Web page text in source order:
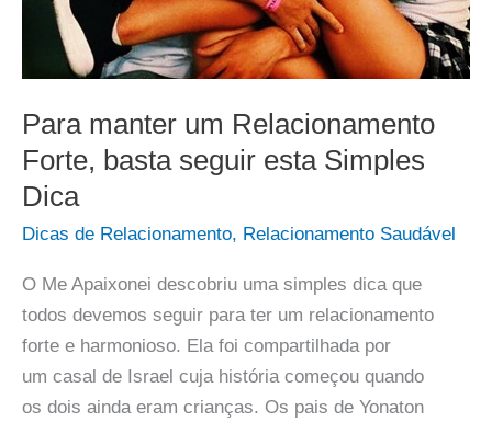
Para manter um Relacionamento
Forte, basta seguir esta Simples
Dica
Dicas de Relacionamento, Relacionamento Saudável
O Me Apaixonei descobriu uma simples dica que
todos devemos seguir para ter um relacionamento
forte e harmonioso. Ela foi compartilhada por
um casal de Israel cuja história começou quando
os dois ainda eram crianças. Os pais de Yonaton